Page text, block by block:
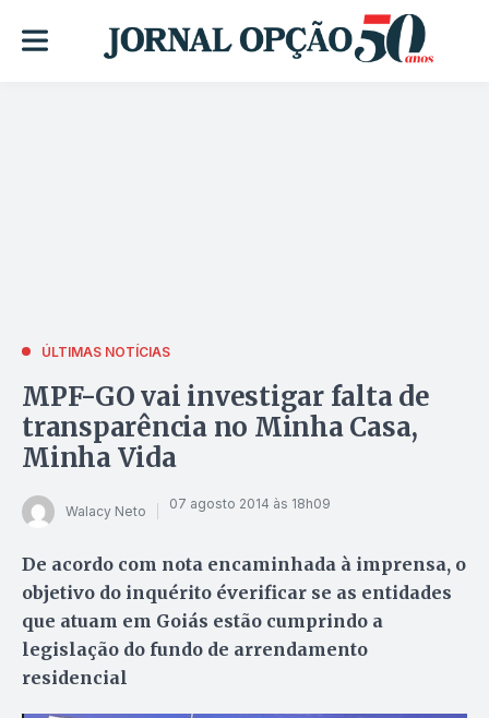
ÚLTIMAS NOTÍCIAS
MPF-GO vai investigar falta de
transparência no Minha Casa,
Minha Vida
Walacy Neto 07 agosto 2014 às 18h09
De acordo com nota encaminhada à imprensa, o
objetivo do inquérito éverificar se as entidades
que atuam em Goiás estão cumprindo a
legislação do fundo de arrendamento
residencial